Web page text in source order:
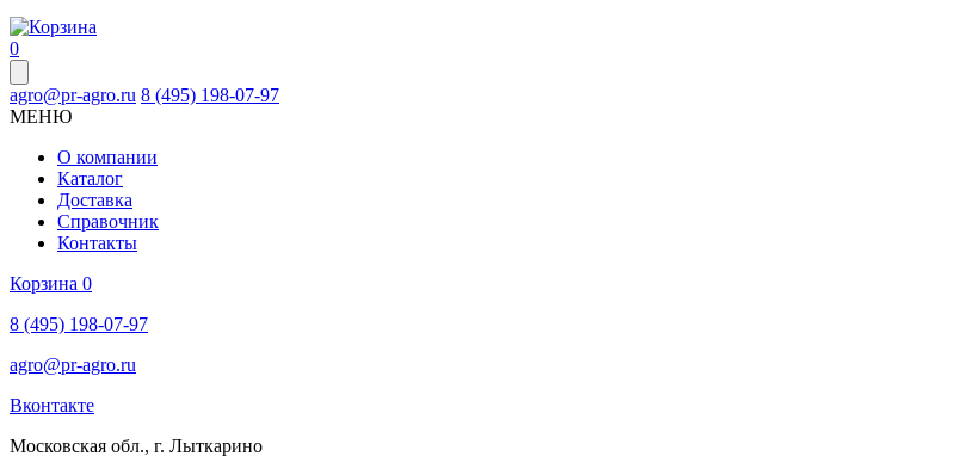
0
agro@pr-agro.ru 8 (495) 198-07-97
МЕНЮ
О компании
Каталог
Доставка
Справочник
Контакты
Корзина 0
8 (495) 198-07-97
agro@pr-agro.ru
Вконтакте
Московская обл., г. Лыткарино